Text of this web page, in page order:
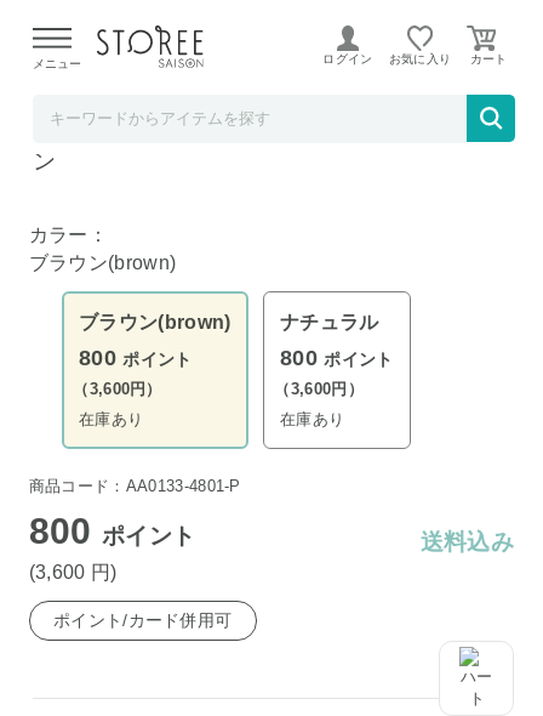
よる配送遅延が発生しております。
メニュー ログイン お気に入り
RIN マグネットキーフック２段 リン ブラウ
ン
カラー：
ブラウン(brown)
ブラウン(brown)
800 ポイント
（3,600円）
在庫あり
ナチュラル
800 ポイント
（3,600円）
在庫あり
商品コード：AA0133-4801-P
800ポイント
(3,600 円)
送料込み
ポイント/カード併用可